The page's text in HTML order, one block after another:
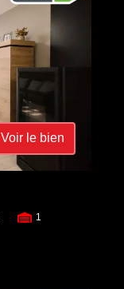
Voir le bien
1